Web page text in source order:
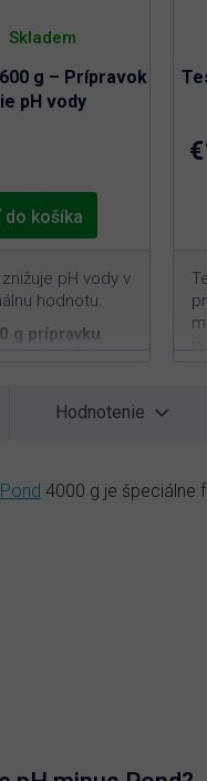
g – Prípravok
pH vody
Skladem
pH vody v
hodnotu.
g prípravku
až 7,5
Hodnotenie
4000 g je špeciálne